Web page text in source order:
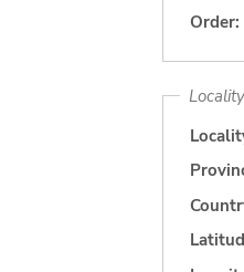
Order:
Locality